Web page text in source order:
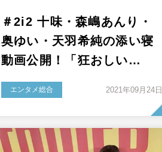
＃2i2 十味・森嶋あんり・
奥ゆい・天羽希純の添い寝
動画公開！「狂おしい…
エンタメ総合 2021年09月24日